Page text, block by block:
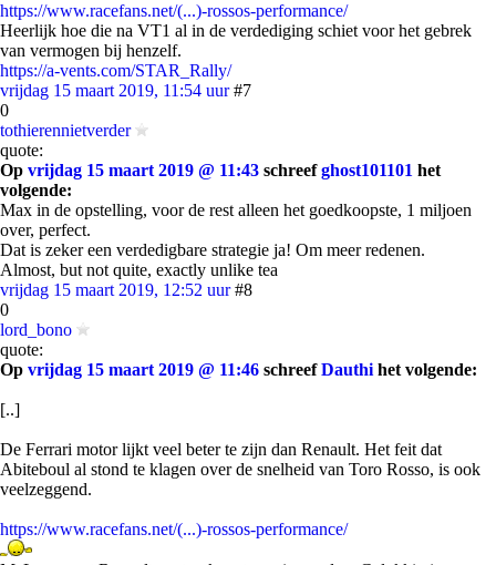
https://www.racefans.net/(...)-rossos-performance/
Heerlijk hoe die na VT1 al in de verdediging schiet voor het gebrek
van vermogen bij henzelf.
https://a-vents.com/STAR_Rally/
vrijdag 15 maart 2019, 11:54 uur #7
0
tothierennietverder
quote:
Op vrijdag 15 maart 2019 @ 11:43 schreefghost101101 het
volgende:
Max in de opstelling, voor de rest alleen het goedkoopste, 1 miljoen
over, perfect.
Dat is zeker een verdedigbare strategie ja! Om meer redenen.
Almost, but not quite, exactly unlike tea
vrijdag 15 maart 2019, 12:52 uur #8
0
lord_bono
quote:
Op vrijdag 15 maart 2019 @ 11:46 schreefDauthi het volgende:
[..]
De Ferrari motor lijkt veel beter te zijn dan Renault. Het feit dat
Abiteboul al stond te klagen over de snelheid van Toro Rosso, is ook
veelzeggend.
https://www.racefans.net/(...)-rossos-performance/